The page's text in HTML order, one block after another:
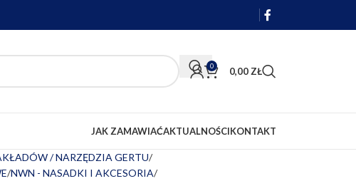
0 0,00 ZŁ
JAK ZAMAWIAĆAKTUALNOŚCIKONTAKT
/ NARZĘDZIA GERTU
NWN - NASADKI I AKCESORIA